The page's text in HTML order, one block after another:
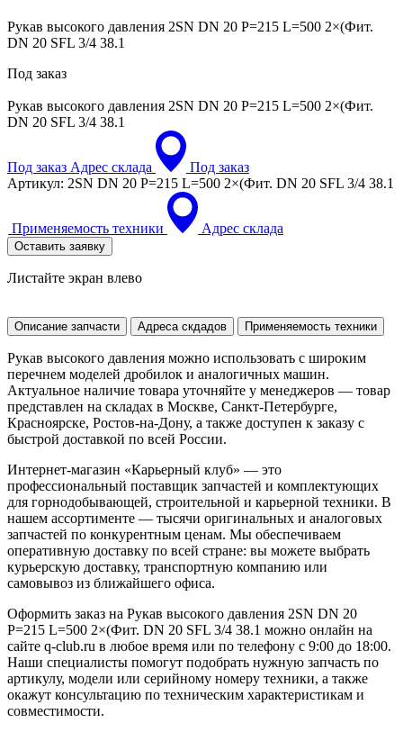
Рукав высокого давления 2SN DN 20 P=215 L=500 2×(Фит.
DN 20 SFL 3/4 38.1
Под заказ
Рукав высокого давления 2SN DN 20 P=215 L=500 2×(Фит.
DN 20 SFL 3/4 38.1
Под заказ Адрес склада
Под заказ
Артикул: 2SN DN 20 P=215 L=500 2×(Фит. DN 20 SFL 3/4 38.1
Применяемость техники Адрес склада
Оставить заявку
Листайте экран влево
Описание запчасти Адреса скдадов Применяемость техники
Рукав высокого давления можно использовать с широким
перечнем моделей дробилок и аналогичных машин.
Актуальное наличие товара уточняйте у менеджеров — товар
представлен на складах в Москве, Санкт-Петербурге,
Красноярске, Ростов-на-Дону, а также доступен к заказу с
быстрой доставкой по всей России.
Интернет-магазин «Карьерный клуб» — это
профессиональный поставщик запчастей и комплектующих
для горнодобывающей, строительной и карьерной техники. В
нашем ассортименте — тысячи оригинальных и аналоговых
запчастей по конкурентным ценам. Мы обеспечиваем
оперативную доставку по всей стране: вы можете выбрать
курьерскую доставку, транспортную компанию или
самовывоз из ближайшего офиса.
Оформить заказ на Рукав высокого давления 2SN DN 20
P=215 L=500 2×(Фит. DN 20 SFL 3/4 38.1 можно онлайн на
сайте q-club.ru в любое время или по телефону с 9:00 до 18:00.
Наши специалисты помогут подобрать нужную запчасть по
артикулу, модели или серийному номеру техники, а также
окажут консультацию по техническим характеристикам и
совместимости.